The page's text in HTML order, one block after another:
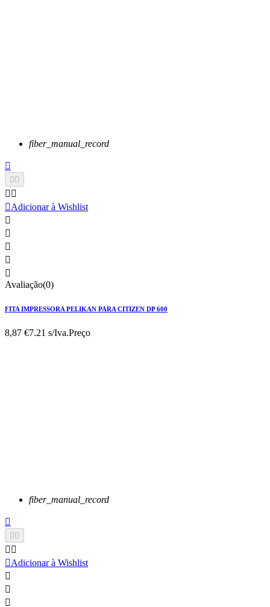
fiber_manual_record

 
 
Adicionar à Wishlist





Avaliação(0)
FITA IMPRESSORA PELIKAN PARA CITIZEN DP 600
8,87 €7.21 s/Iva.Preço
fiber_manual_record

 
 
Adicionar à Wishlist


